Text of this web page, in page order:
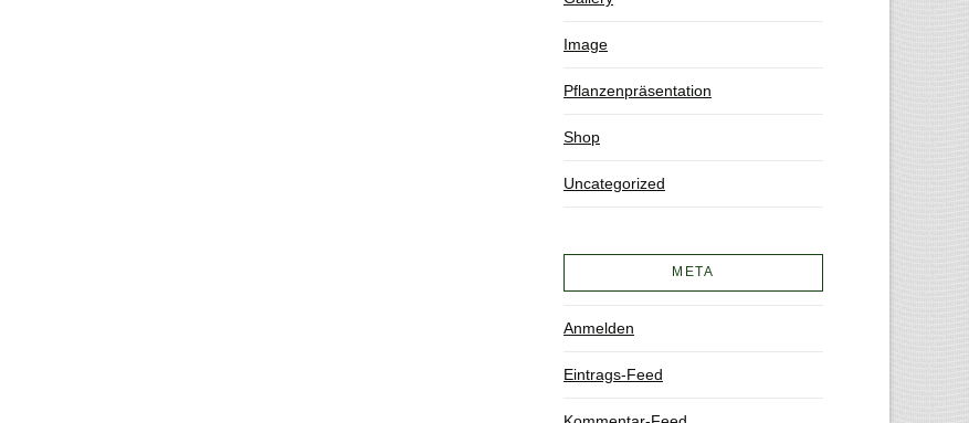
Image
Pflanzenpräsentation
Shop
Uncategorized
META
Anmelden
Eintrags-Feed